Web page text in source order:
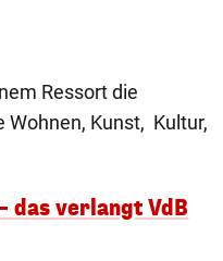
Ressort die
Kunst, Kultur,
das verlangt VdB